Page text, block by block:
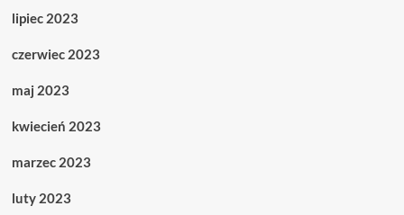
lipiec 2023
czerwiec 2023
maj 2023
kwiecień 2023
marzec 2023
luty 2023